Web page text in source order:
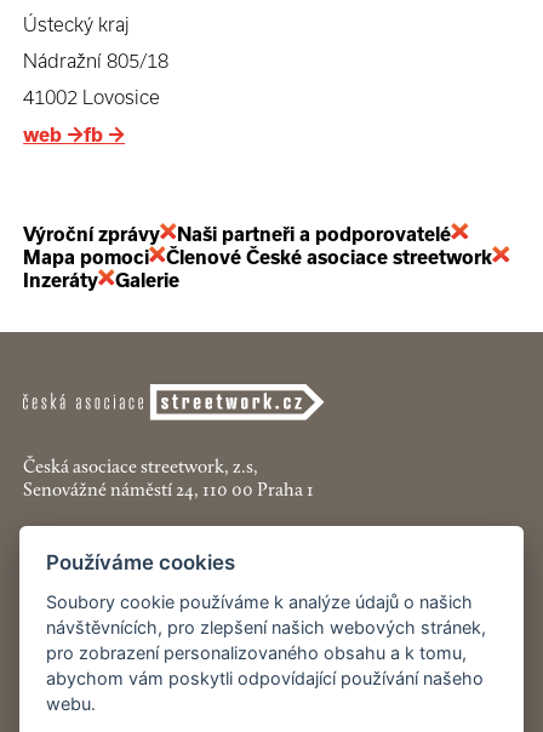
Ústecký kraj
Nádražní 805/18
41002 Lovosice
web →fb →
Výroční zprávy
Naši partneři a podporovatelé
Mapa pomoci
Členové České asociace streetwork
Inzeráty
Galerie
Česká asociace streetwork, z.s,
Senovážné náměstí 24, 110 00 Praha 1
+420 774 913 777
asociace@streetwork.cz
Nastavení cookies
Restartshop.cz
Používáme cookies
Soubory cookie používáme k analýze údajů o našich
návštěvnících, pro zlepšení našich webových stránek,
pro zobrazení personalizovaného obsahu a k tomu,
abychom vám poskytli odpovídající používání našeho
webu.